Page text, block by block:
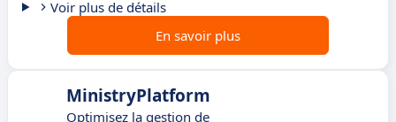
Voir plus de détails
En savoir plus
MinistryPlatform
Optimisez la gestion de